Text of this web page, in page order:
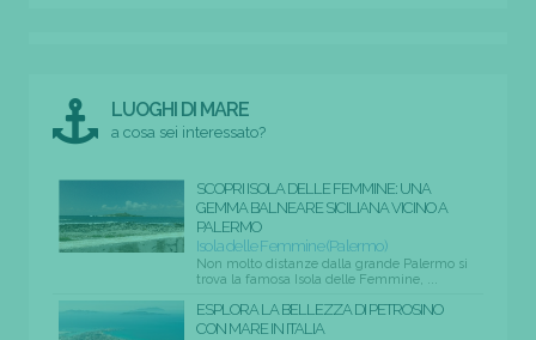
LUOGHI DI MARE
a cosa sei interessato?
SCOPRI ISOLA DELLE FEMMINE: UNA
GEMMA BALNEARE SICILIANA VICINO A
PALERMO
Isola delle Femmine (Palermo)
Non molto distanze dalla grande Palermo si
trova la famosa Isola delle Femmine, ...
ESPLORA LA BELLEZZA DI PETROSINO
CON MARE IN ITALIA